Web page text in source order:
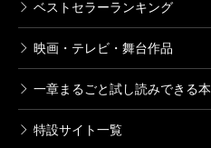
ベストセラーランキング
映画・テレビ・舞台作品
一章まるごと試し読みできる本
特設サイト一覧